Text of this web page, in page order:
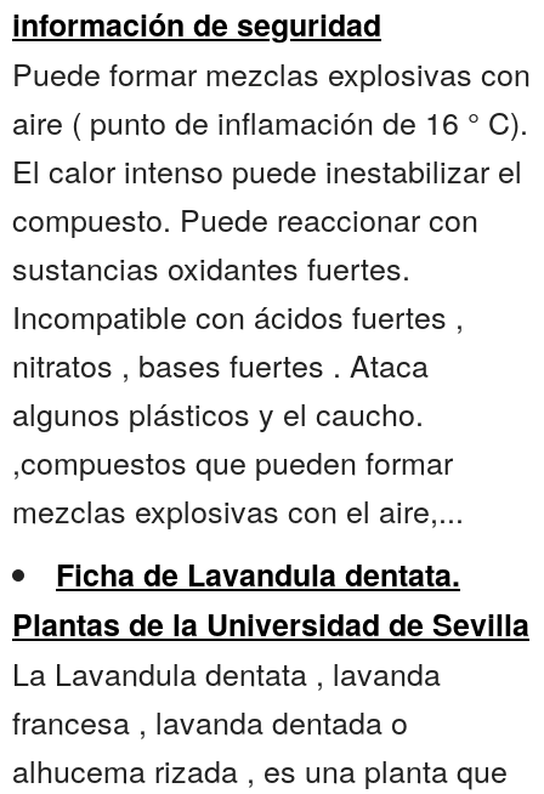
información de seguridad
Puede formar mezclas explosivas con
aire ( punto de inflamación de 16 ° C).
El calor intenso puede inestabilizar el
compuesto. Puede reaccionar con
sustancias oxidantes fuertes.
Incompatible con ácidos fuertes ,
nitratos , bases fuertes . Ataca
algunos plásticos y el caucho.
,compuestos que pueden formar
mezclas explosivas con el aire,...
Ficha de Lavandula dentata.
Plantas de la Universidad de Sevilla
La Lavandula dentata , lavanda
francesa , lavanda dentada o
alhucema rizada , es una planta que